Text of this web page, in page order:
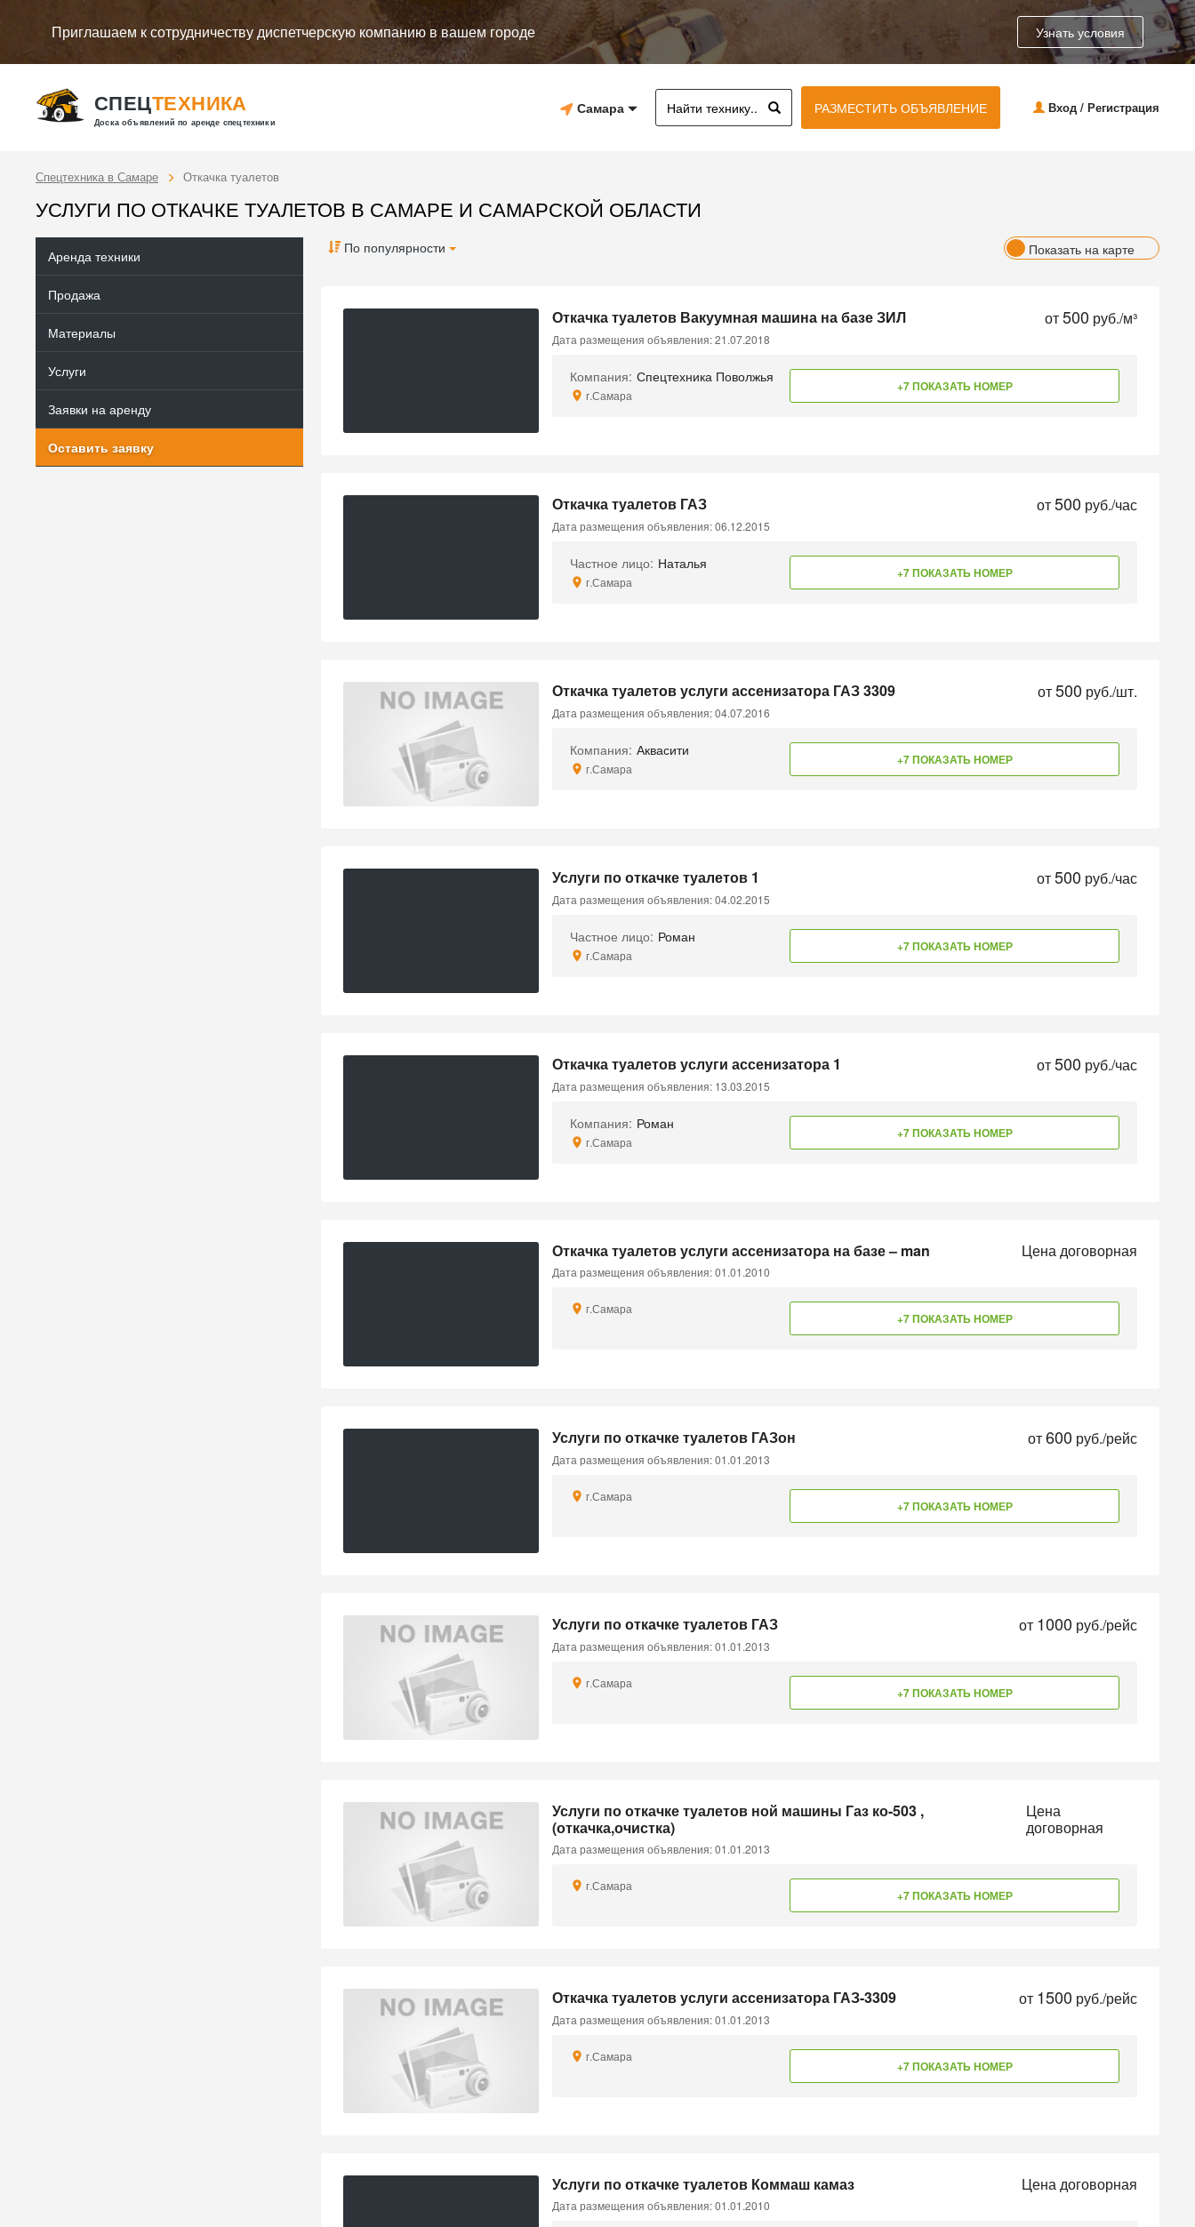
Приглашаем к сотрудничеству диспетчерскую компанию в вашем городе Узнать условия
СПЕЦТЕХНИКА
Доска объявлений по аренде спецтехники
Самара РАЗМЕСТИТЬ ОБЪЯВЛЕНИЕ Вход / Регистрация
Спецтехника в Самаре Откачка туалетов
УСЛУГИ ПО ОТКАЧКЕ ТУАЛЕТОВ В САМАРЕ И САМАРСКОЙ ОБЛАСТИ
Аренда техники
Продажа
Материалы
Услуги
Заявки на аренду
Оставить заявку
По популярности Показать на карте
Откачка туалетов Вакуумная машина на базе ЗИЛ от500 руб./м³
Дата размещения объявления: 21.07.2018
Компания: Спецтехника Поволжья
г.Самара
+7 ПОКАЗАТЬ НОМЕР
Откачка туалетов ГАЗ от500 руб./час
Дата размещения объявления: 06.12.2015
Частное лицо: Наталья
г.Самара
+7 ПОКАЗАТЬ НОМЕР
Откачка туалетов услуги ассенизатора ГАЗ 3309 от500 руб./шт.
Дата размещения объявления: 04.07.2016
Компания: Аквасити
г.Самара
+7 ПОКАЗАТЬ НОМЕР
Услуги по откачке туалетов 1 от500 руб./час
Дата размещения объявления: 04.02.2015
Частное лицо: Роман
г.Самара
+7 ПОКАЗАТЬ НОМЕР
Откачка туалетов услуги ассенизатора 1 от500 руб./час
Дата размещения объявления: 13.03.2015
Компания: Роман
г.Самара
+7 ПОКАЗАТЬ НОМЕР
Откачка туалетов услуги ассенизатора на базе – man Цена договорная
Дата размещения объявления: 01.01.2010
г.Самара
+7 ПОКАЗАТЬ НОМЕР
Услуги по откачке туалетов ГАЗон от600 руб./рейс
Дата размещения объявления: 01.01.2013
г.Самара
+7 ПОКАЗАТЬ НОМЕР
Услуги по откачке туалетов ГАЗ от 1000 руб./рейс
Дата размещения объявления: 01.01.2013
г.Самара
+7 ПОКАЗАТЬ НОМЕР
Услуги по откачке туалетов ной машины Газ ко-503 ,
(откачка,очистка)
Цена
договорная
Дата размещения объявления: 01.01.2013
г.Самара
+7 ПОКАЗАТЬ НОМЕР
Откачка туалетов услуги ассенизатора ГАЗ-3309 от 1500 руб./рейс
Дата размещения объявления: 01.01.2013
г.Самара
+7 ПОКАЗАТЬ НОМЕР
Услуги по откачке туалетов Коммаш камаз Цена договорная
Дата размещения объявления: 01.01.2010